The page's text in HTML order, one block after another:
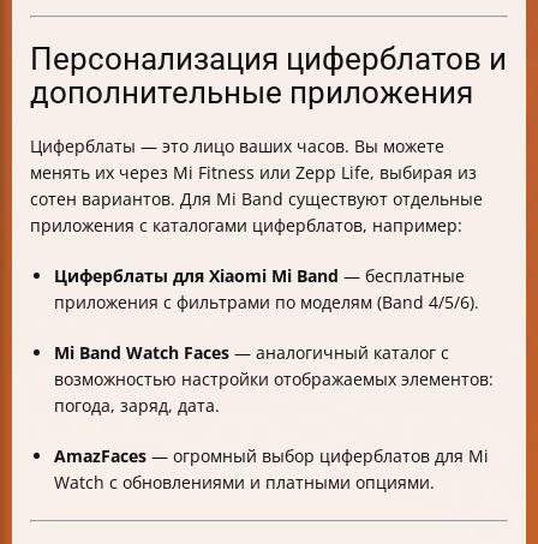
Персонализация циферблатов и
дополнительные приложения
Циферблаты — это лицо ваших часов. Вы можете
менять их через Mi Fitness или Zepp Life, выбирая из
сотен вариантов. Для Mi Band существуют отдельные
приложения с каталогами циферблатов, например:
Циферблаты для Xiaomi Mi Band — бесплатные
приложения с фильтрами по моделям (Band 4/5/6).
Mi Band Watch Faces — аналогичный каталог с
возможностью настройки отображаемых элементов:
погода, заряд, дата.
AmazFaces — огромный выбор циферблатов для Mi
Watch с обновлениями и платными опциями.